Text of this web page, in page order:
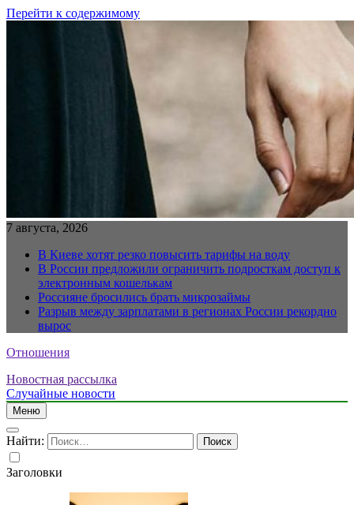
Перейти к содержимому
7 августа, 2026
В Киеве хотят резко повысить тарифы на воду
В России предложили ограничить подросткам доступ к
электронным кошелькам
Россияне бросились брать микрозаймы
Разрыв между зарплатами в регионах России рекордно
вырос
Отношения
Новостная рассылка
Случайные новости
Меню
Найти:
Заголовки